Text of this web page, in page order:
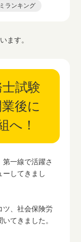
ランキング
ます。
試験
後に
へ！
一線で活躍さ
ーしてきまし
ツ、社会保険労
てきました。